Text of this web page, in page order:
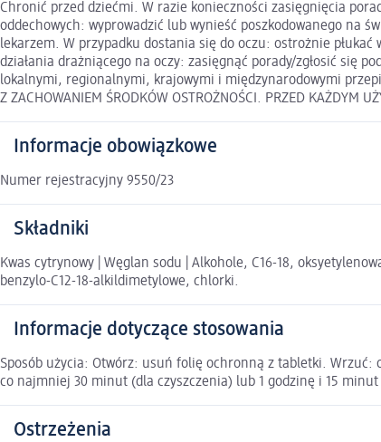
Chronić przed dziećmi. W razie konieczności zasięgnięcia
oddechowych: wyprowadzić lub wynieść poszkodowanego na
lekarzem. W przypadku dostania się do oczu: ostrożnie
działania drażniącego na oczy: zasięgnąć porady/zgłosić się
lokalnymi, regionalnymi, krajowymi i międzynarodowymi
Z ZACHOWANIEM ŚRODKÓW OSTROŻNOŚCI. PRZED KAŻDYM
Informacje obowiązkowe
Numer rejestracyjny 9550/23
Składniki
Kwas cytrynowy | Węglan sodu | Alkohole, C16-18,
benzylo-C12-18-alkildimetylowe, chlorki.
Informacje dotyczące stosowania
Sposób użycia: Otwórz: usuń folię ochronną z tabletki.
co najmniej 30 minut (dla czyszczenia) lub 1 godzinę i 15
Ostrzeżenia